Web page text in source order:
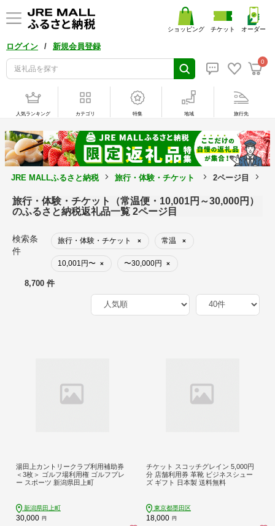
ログイン / 新規会員登録
0
ショッピング チケット オーダー
人気ランキング カテゴリ 特集 地域 旅行先
JRE MALLふるさと納税 旅行・体験・チケット 2ページ目
旅行・体験・チケット（常温便・10,001円～30,000円）
のふるさと納税返礼品一覧 2ページ目
検索条
件
旅行・体験・チケット × 常温 ×
10,001円〜 × 〜30,000円 ×
8,700 件
湯田上カントリークラブ利用補助券
＜3枚＞ ゴルフ場利用権 ゴルフプレ
ー スポーツ 新潟県田上町
新潟県田上町
30,000 円
チケット スコッチグレイン 5,000円
分 店舗利用券 革靴 ビジネスシュー
ズ ギフト 日本製 送料無料
東京都墨田区
18,000 円